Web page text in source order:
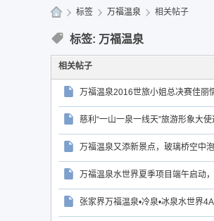
玩
慈
利
› 标签 › 万福温泉 › 相关帖子
标签: 万福温泉
相关帖子
万福温泉2016世旅小姐总决赛佳丽
慈利“一山一泉一线天”旅游形象大
万福温泉又添新景点，玻璃桥空中
万福温泉水世界夏季项目端午启动
张家界万福温泉•冷泉•冰泉水世界